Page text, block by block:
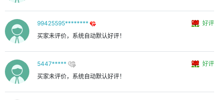
99425595********
好评
买家未评价，系统自动默认好评！
5447*****
好评
买家未评价，系统自动默认好评！